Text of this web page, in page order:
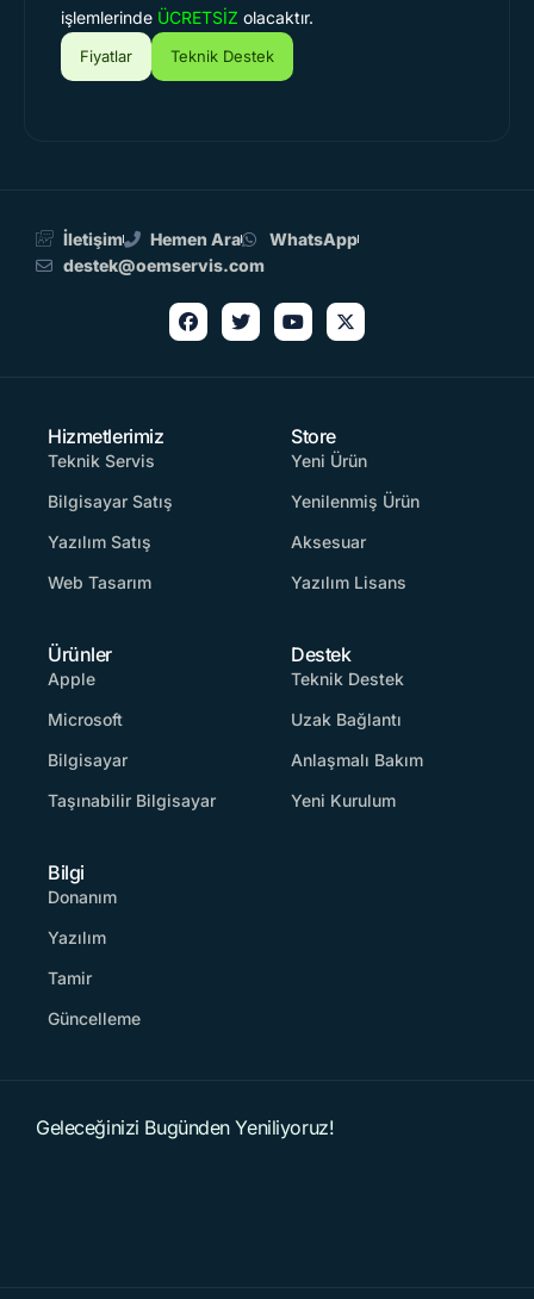
işlemlerinde ÜCRETSİZ olacaktır.
Fiyatlar Teknik Destek
İletişim Hemen Ara
WhatsApp
destek@oemservis.com
Hizmetlerimiz
Teknik Servis
Bilgisayar Satış
Yazılım Satış
Web Tasarım
Store
Yeni Ürün
Yenilenmiş Ürün
Aksesuar
Yazılım Lisans
Ürünler
Apple
Microsoft
Bilgisayar
Taşınabilir Bilgisayar
Destek
Teknik Destek
Uzak Bağlantı
Anlaşmalı Bakım
Yeni Kurulum
Bilgi
Donanım
Yazılım
Tamir
Güncelleme
Geleceğinizi Bugünden Yeniliyoruz!